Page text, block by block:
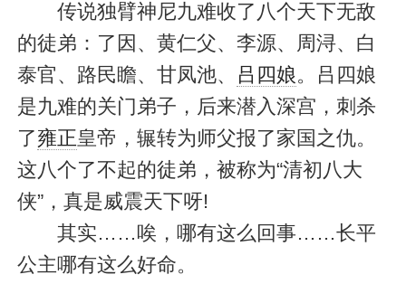
传说独臂神尼九难收了八个天下无敌
的徒弟：了因、黄仁父、李源、周浔、白
泰官、路民瞻、甘凤池、
吕四娘。吕四娘
是九难的关门弟子，后来潜入深宫，刺杀
了雍正皇帝，辗转为师父报了家国之仇。
这八个了不起的徒弟，被称为“清初八大
侠”，真是威震天下呀!
其实……唉，哪有这么回事……长平
公主哪有这么好命。